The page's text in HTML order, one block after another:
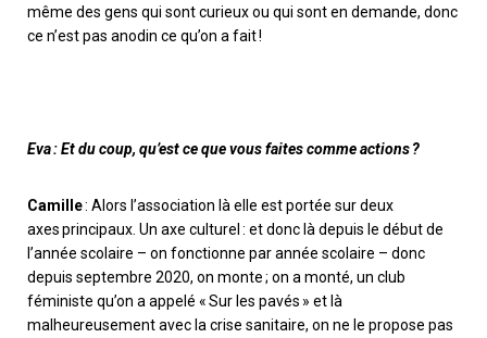
même des gens qui sont curieux ou qui sont en demande, donc
ce n’est pas anodin ce qu’on a fait !
Eva : Et du coup, qu’est ce que vous faites comme actions ?
Camille: Alors l’association là elle est portée sur deux
axes principaux. Un axe culturel : et donc là depuis le début de
l’année scolaire – on fonctionne par année scolaire – donc
depuis septembre 2020, on monte; on a monté, un club
féministe qu’on a appelé « Sur les pavés » et là
malheureusement avec la crise sanitaire, on ne le propose pas